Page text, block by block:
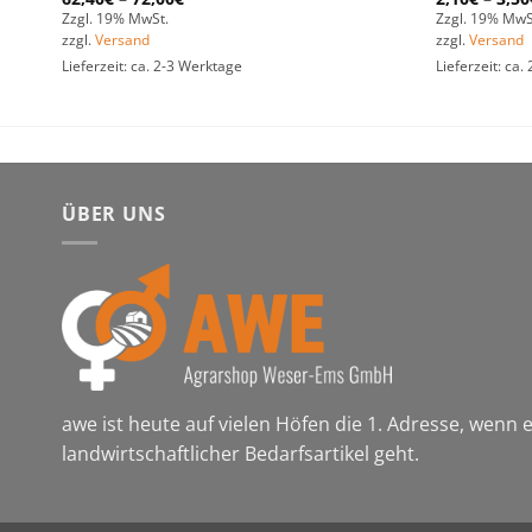
Zzgl. 19% MwSt.
zzgl. Versand
Lieferzeit: ca. 2-3 Werktage
Zzgl. 19%
zzgl. Versand
Lieferzeit: ca.
ÜBER UNS
awe ist heute auf vielen Höfen die 1. Adresse, wenn
landwirtschaftlicher Bedarfsartikel geht.